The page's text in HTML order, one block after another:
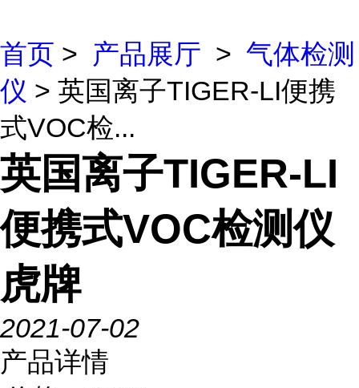
首页 > 产品展厅 > 气体检测
仪 > 英国离子TIGER-LI便携
式VOC检...
英国离子TIGER-LI
便携式VOC检测仪
虎牌
2021-07-02
产品详情